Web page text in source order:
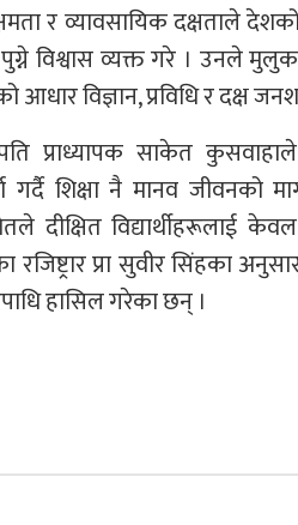
र व्यावसायिक दक्षताले
विश्वास व्यक्त गरे । उनले
विज्ञान, प्रविधि र दक्ष
प्राध्यापक साकेत
गर्दै शिक्षा नै मानव जीवनको
दीक्षित विद्यार्थीहरूलाई
रजिष्ट्रार प्रा सुवीर सिंहका
हासिल गरेका छन् ।